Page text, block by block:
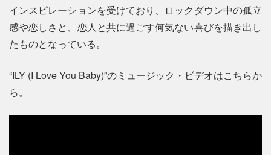
インスピレーションを受けており、ロックダウン中の孤立
感や恋しさと、恋人と共に過ごす何気ない喜びを描き出し
たものとなっている。
“ILY (I Love You Baby)”のミュージック・ビデオはこちらか
ら。